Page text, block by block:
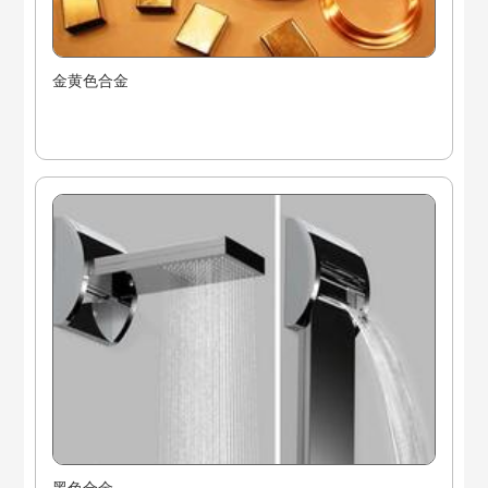
金黄色合金